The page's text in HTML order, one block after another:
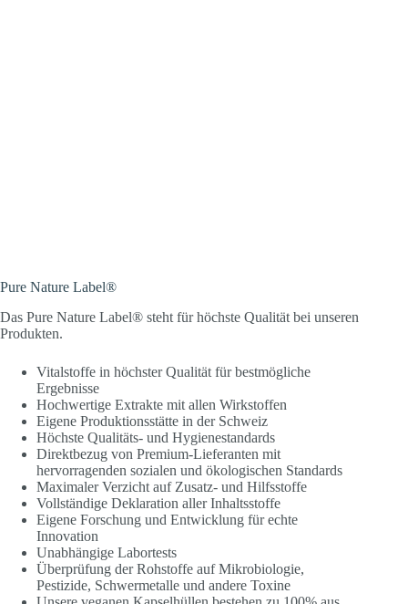
Pure Nature Label®
Das Pure Nature Label® steht für höchste Qualität bei unseren
Produkten.
Vitalstoffe in höchster Qualität für bestmögliche
Ergebnisse
Hochwertige Extrakte mit allen Wirkstoffen
Eigene Produktionsstätte in der Schweiz
Höchste Qualitäts- und Hygienestandards
Direktbezug von Premium-Lieferanten mit
hervorragenden sozialen und ökologischen Standards
Maximaler Verzicht auf Zusatz- und Hilfsstoffe
Vollständige Deklaration aller Inhaltsstoffe
Eigene Forschung und Entwicklung für echte
Innovation
Unabhängige Labortests
Überprüfung der Rohstoffe auf Mikrobiologie,
Pestizide, Schwermetalle und andere Toxine